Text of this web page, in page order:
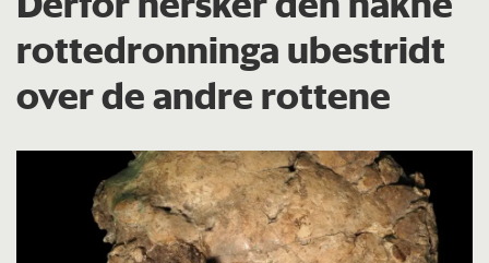
rottedronninga ubestridt
over de andre rottene